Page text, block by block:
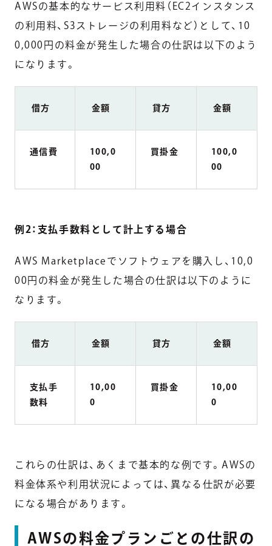
AWSの基本的なサービス利用料（EC2インスタンス
の利用料、S3ストレージの利用料など）として、10
0,000円の料金が発生した場合の仕訳は以下のよう
になります。
借方 金額 貸方 金額
通信費
100,0
00
買掛金
100,0
00
例2：支払手数料として計上する場合
AWS Marketplaceでソフトウェアを購入し、10,0
00円の料金が発生した場合の仕訳は以下のように
なります。
借方 金額 貸方 金額
支払手
数料
10,00
0
買掛金
10,00
0
これらの仕訳は、あくまで基本的な例です。AWSの
料金体系や利用状況によっては、異なる仕訳が必要
になる場合があります。
AWSの料金プランごとの仕訳の